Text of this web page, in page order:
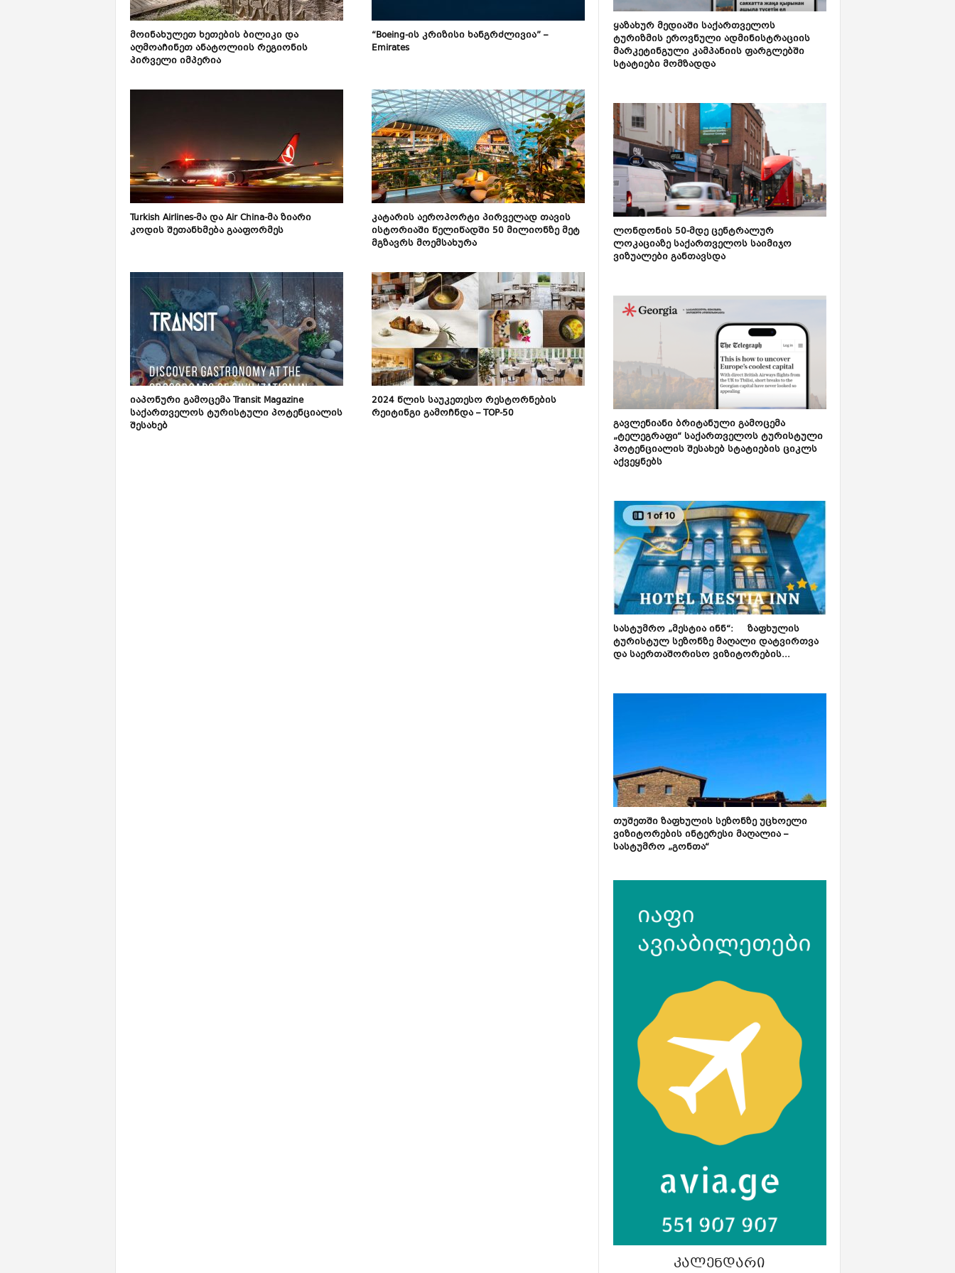
მოინახულეთ ხეთების ბილიკი და
აღმოაჩინეთ ანატოლიის რეგიონის
პირველი იმპერია
“Boeing-ის კრიზისი ხანგრძლივია” –
Emirates
Turkish Airlines-მა და Air China-მა ზიარი
კოდის შეთანხმება გააფორმეს
კატარის აეროპორტი პირველად თავის
ისტორიაში წელიწადში 50 მილიონზე მეტ
მგზავრს მოემსახურა
იაპონური გამოცემა Transit Magazine
საქართველოს ტურისტული პოტენციალის
შესახებ
2024 წლის საუკეთესო რესტორნების
რეიტინგი გამოჩნდა – TOP-50
ყაზახურ მედიაში საქართველოს
ტურიზმის ეროვნული ადმინისტრაციის
მარკეტინგული კამპანიის ფარგლებში
სტატიები მომზადდა
ლონდონის 50-მდე ცენტრალურ
ლოკაციაზე საქართველოს საიმიჯო
ვიზუალები განთავსდა
გავლენიანი ბრიტანული გამოცემა
„ტელეგრაფი“ საქართველოს ტურისტული
პოტენციალის შესახებ სტატიების ციკლს
აქვეყნებს
სასტუმრო „მესტია ინნ“: ზაფხულის
ტურისტულ სეზონზე მაღალი დატვირთვა
და საერთაშორისო ვიზიტორების...
თუშეთში ზაფხულის სეზონზე უცხოელი
ვიზიტორების ინტერესი მაღალია –
სასტუმრო „გონთა“
ᲙᲐᲚᲔᲜᲓᲐᲠᲘ